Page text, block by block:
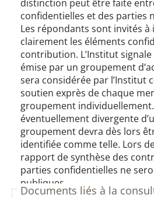
distinction peut être faite
confidentielles et des parties
Les répondants sont invités
clairement les éléments
contribution. L’Institut
émise par un groupement
sera considérée par l’Institut
soutien exprès de chaque
groupement
éventuellement divergente
groupement devra dès lors
identifiée comme telle. Lors
rapport de synthèse des
parties confidentielles ne
publiques.
Documents liés à la